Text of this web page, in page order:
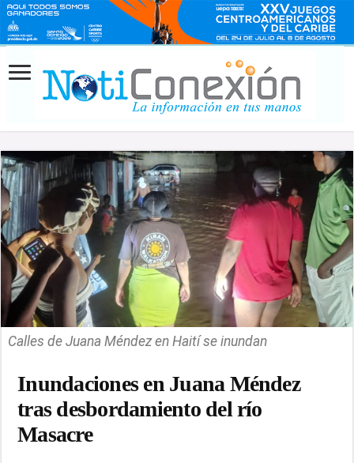
Calles de Juana Méndez en Haití se inundan
Inundaciones en Juana Méndez
tras desbordamiento del río
Masacre